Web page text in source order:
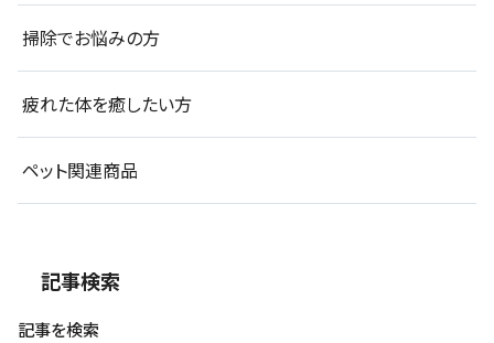
掃除でお悩みの方
疲れた体を癒したい方
ペット関連商品
記事検索
記事を検索